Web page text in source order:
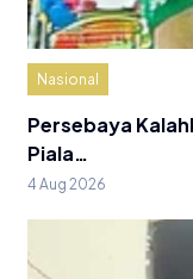
Nasional
Persebaya
Piala…
4 Aug 2026